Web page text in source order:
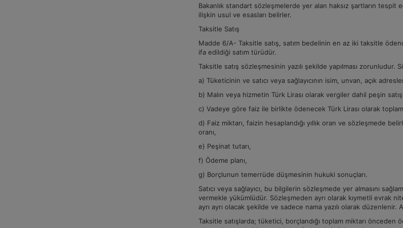
Bakanlık standart sözleşmelerde yer alan haksız şartların tespit
ilişkin usul ve esasları belirler.
Taksitle Satış
Madde 6/A- Taksitle satış, satım bedelinin en az iki taksitle
ifa edildiği satım türüdür.
Taksitle satış sözleşmesinin yazılı şekilde yapılması
a) Tüketicinin ve satıcı veya sağlayıcının isim, unvan, açık
b) Malın veya hizmetin Türk Lirası olarak vergiler dahil peşin satış
c) Vadeye göre faiz ile birlikte ödenecek Türk Lirası olarak toplam
d) Faiz miktarı, faizin hesaplandığı yıllık oran ve sözleşmede
oranı,
e) Peşinat tutarı,
f) Ödeme planı,
g) Borçlunun temerrüde düşmesinin hukuki sonuçları.
Satıcı veya sağlayıcı, bu bilgilerin sözleşmede yer almasını
vermekle yükümlüdür. Sözleşmeden ayrı olarak kıymetli evrak
ayrı ayrı olacak şekilde ve sadece nama yazılı olarak
Taksitle satışlarda; tüketici, borçlandığı toplam miktarı önceden